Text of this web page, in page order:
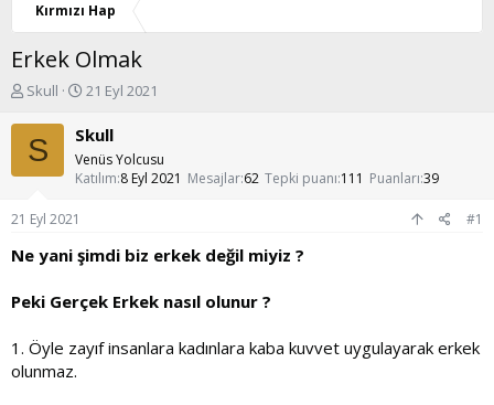
Kırmızı Hap
Erkek Olmak
K
n
u
a
ş
l
t
n
Skull
B
ş
a
n
ç
t
r
h
21 Eyl 2021
S Skull
Venüs Yolcusu
Katılım 8 Eyl 2021 Mesajlar 62 Tepki puanı 111 Puanları 39
21 Eyl 2021 #1
Ne yani şimdi biz erkek değil miyiz ?
Peki Gerçek Erkek nasıl olunur ?
1. Öyle zayıf insanlara kadınlara kaba kuvvet uygulayarak erkek
olunmaz.